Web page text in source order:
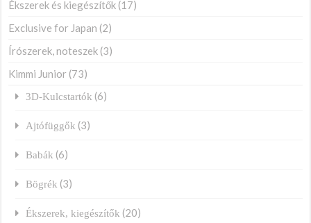
Ékszerek és kiegészítők (17)
Exclusive for Japan (2)
Írószerek, noteszek (3)
Kimmi Junior (73)
3D-Kulcstartók (6)
Ajtófüggők (3)
Babák (6)
Bögrék (3)
Ékszerek, kiegészítők (20)